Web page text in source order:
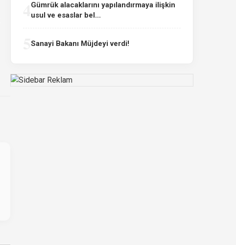
Gümrük alacaklarını yapılandırmaya ilişkin
usul ve esaslar bel...
Sanayi Bakanı Müjdeyi verdi!